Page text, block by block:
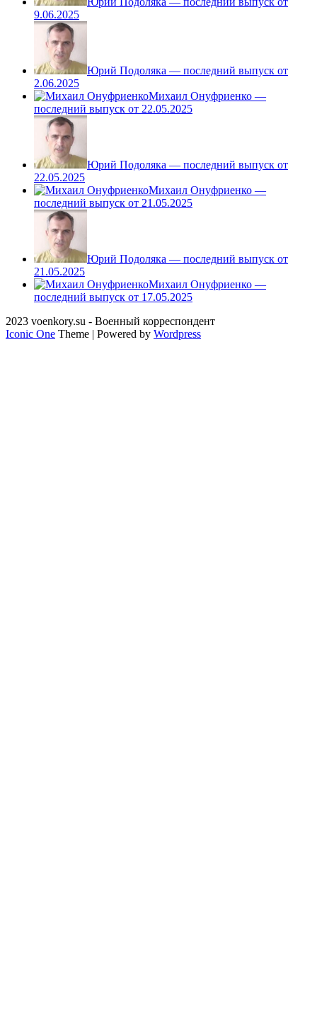
9.06.2025
Юрий Подоляка — последний выпуск от
2.06.2025
Михаил Онуфриенко —
последний выпуск от 22.05.2025
Юрий Подоляка — последний выпуск от
22.05.2025
Михаил Онуфриенко —
последний выпуск от 21.05.2025
Юрий Подоляка — последний выпуск от
21.05.2025
Михаил Онуфриенко —
последний выпуск от 17.05.2025
2023 voenkory.su - Военный корреспондент
Iconic One Theme | Powered by Wordpress